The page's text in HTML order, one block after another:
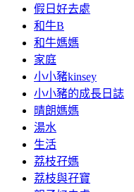
假日好去處
和牛B
和牛媽媽
家庭
小小豬kinsey
小小豬的成長日誌
晴朗媽媽
湯水
生活
荔枝孖媽
荔枝與孖寶